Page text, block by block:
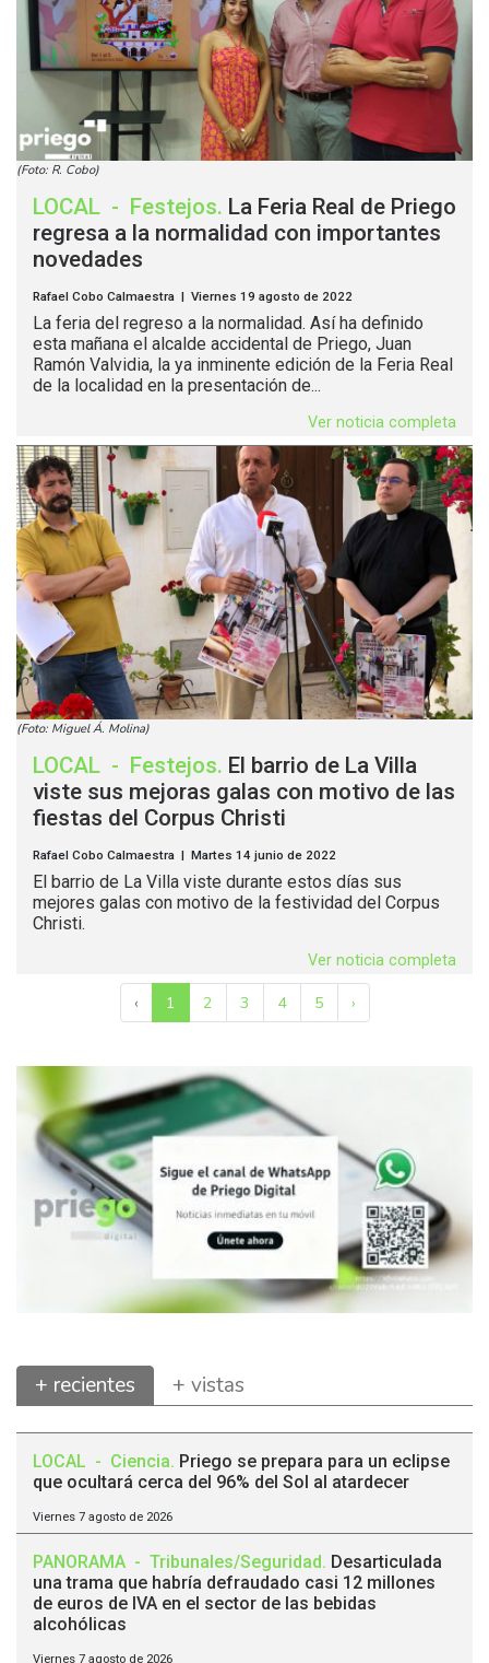
(Foto: R. Cobo)
LOCAL - Festejos. La Feria Real de Priego
regresa a la normalidad con importantes
novedades
Rafael Cobo Calmaestra | Viernes 19 agosto de 2022
La feria del regreso a la normalidad. Así ha definido
esta mañana el alcalde accidental de Priego, Juan
Ramón Valvidia, la ya inminente edición de la Feria Real
de la localidad en la presentación de...
Ver noticia completa
(Foto: Miguel Á. Molina)
LOCAL - Festejos. El barrio de La Villa
viste sus mejoras galas con motivo de las
fiestas del Corpus Christi
Rafael Cobo Calmaestra | Martes 14 junio de 2022
El barrio de La Villa viste durante estos días sus
mejores galas con motivo de la festividad del Corpus
Christi.
Ver noticia completa
‹ 1 2 3 4 5 ›
+ recientes + vistas
LOCAL - Ciencia. Priego se prepara para un eclipse
que ocultará cerca del 96% del Sol al atardecer
Viernes 7 agosto de 2026
PANORAMA - Tribunales/Seguridad. Desarticulada
una trama que habría defraudado casi 12 millones
de euros de IVA en el sector de las bebidas
alcohólicas
Viernes 7 agosto de 2026